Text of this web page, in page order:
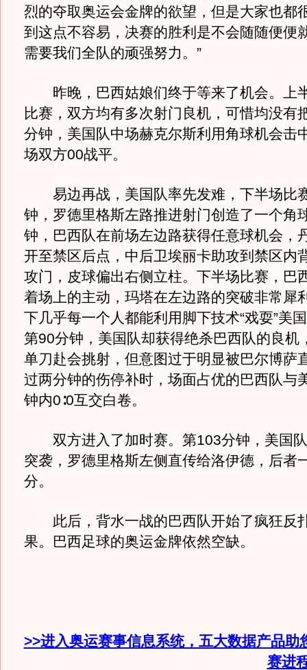
烈的夺取奥运会金牌的欲望，但是大家也都
到这点不容易，决赛的胜利是不会随随便便
需要我们全队的顽强努力。”
昨晚，巴西姑娘们终于等来了机会。上
比赛，双方均有多次射门良机，可惜均没有
分钟，美国队中场赫克尔斯利用角球机会击
场双方00战平。
易边再战，美国队率先发难，下半场比
钟，罗德里格斯左路推进射门创造了一个角
钟，巴西队在前场左边路获得任意球机会，
开至禁区后点，中后卫埃丽卡助攻到禁区内
攻门，皮球偏出右侧立柱。下半场比赛，巴
着场上的主动，玛塔在左边路的突破非常犀
下几乎每一个人都能利用脚下技术“戏耍”美
第90分钟，美国队却获得绝杀巴西队的良机
单刀赴会挑射，但意图过于明显被巴尔博萨
过两分钟的伤停补时，场面占优的巴西队与
钟内0∶0互交白卷。
双方进入了加时赛。第103分钟，美国队
突袭，罗德里格斯左侧直传给洛伊德，后者
分。
此后，背水一战的巴西队开始了疯狂反
果。巴西足球的奥运金牌依然空缺。
>>进入奥运赛事信息系统，五大数据产品助
赛进